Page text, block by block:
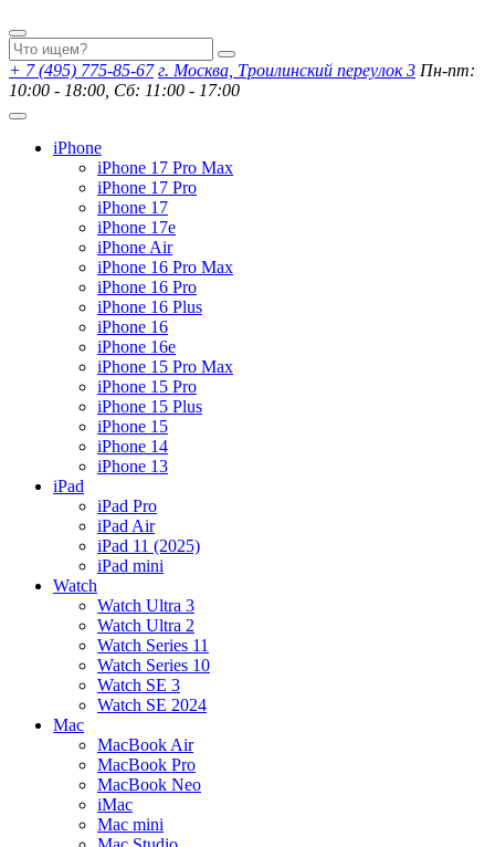
+ 7 (495) 775-85-67 г. Москва, Троилинский переулок 3 Пн-пт:
10:00 - 18:00, Сб: 11:00 - 17:00
iPhone
iPhone 17 Pro Max
iPhone 17 Pro
iPhone 17
iPhone 17e
iPhone Air
iPhone 16 Pro Max
iPhone 16 Pro
iPhone 16 Plus
iPhone 16
iPhone 16e
iPhone 15 Pro Max
iPhone 15 Pro
iPhone 15 Plus
iPhone 15
iPhone 14
iPhone 13
iPad
iPad Pro
iPad Air
iPad 11 (2025)
iPad mini
Watch
Watch Ultra 3
Watch Ultra 2
Watch Series 11
Watch Series 10
Watch SE 3
Watch SE 2024
Mac
MacBook Air
MacBook Pro
MacBook Neo
iMac
Mac mini